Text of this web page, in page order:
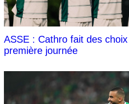
ASSE : Cathro fait des
première journée